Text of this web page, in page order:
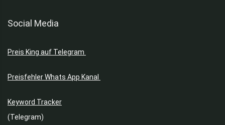
Social Media
Preis King auf Telegram
Preisfehler Whats App Kanal
Keyword Tracker
(Telegram)